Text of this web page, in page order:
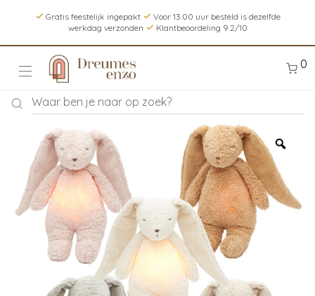
Gratis feestelijk ingepakt
Voor 13.00 uur besteld is dezelfde
werkdag verzonden
Klantbeoordeling 9.2/10
0